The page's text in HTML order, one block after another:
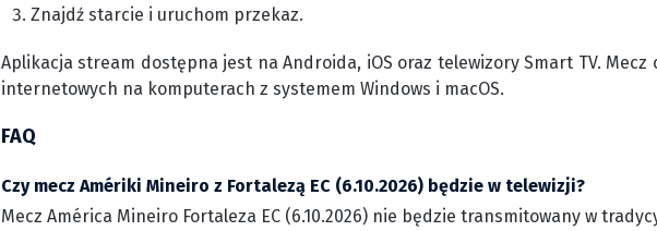
Znajdź starcie i uruchom przekaz.
Aplikacja stream dostępna jest na Androida, iOS oraz telewizory Smart TV.
internetowych na komputerach z systemem Windows i macOS.
FAQ
Czy mecz Amériki Mineiro z Fortalezą EC (6.10.2026) będzie w telewizji?
Mecz América Mineiro Fortaleza EC (6.10.2026) nie będzie transmitowany w